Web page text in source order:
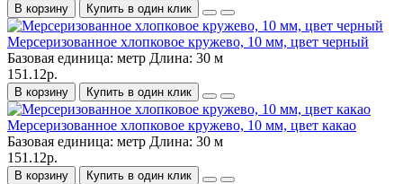
В корзину Купить в один клик
Мерсеризованное хлопковое кружево, 10 мм, цвет черный
Базовая единица: метр Длина: 30 м
151.12р.
В корзину Купить в один клик
Мерсеризованное хлопковое кружево, 10 мм, цвет какао
Базовая единица: метр Длина: 30 м
151.12р.
В корзину Купить в один клик